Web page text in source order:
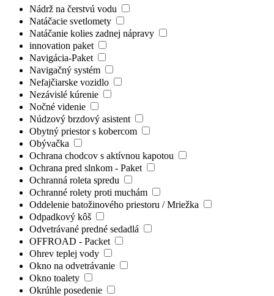
Nádrž na čerstvú vodu
Natáčacie svetlomety
Natáčanie kolies zadnej nápravy
innovation paket
Navigácia-Paket
Navigačný systém
Nefajčiarske vozidlo
Nezávislé kúrenie
Nočné videnie
Núdzový brzdový asistent
Obytný priestor s kobercom
Obývačka
Ochrana chodcov s aktívnou kapotou
Ochrana pred slnkom - Paket
Ochranná roleta spredu
Ochranné rolety proti muchám
Oddelenie batožinového priestoru / Mriežka
Odpadkový kôš
Odvetrávané predné sedadlá
OFFROAD - Packet
Ohrev teplej vody
Okno na odvetrávanie
Okno toalety
Okrúhle posedenie